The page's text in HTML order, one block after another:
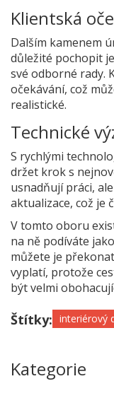
Klientská
Dalším kamenem
důležité pochopit
své odborné rady.
očekávání, což
realistické.
Technické
S rychlými
držet krok s
usnadňují práci,
aktualizace, což je
V tomto oboru
na ně podíváte
můžete je
vyplatí, protože
být velmi
Štítky: interiérový
Kategorie